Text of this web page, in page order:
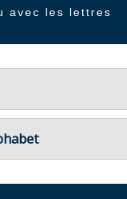
avec les lettres